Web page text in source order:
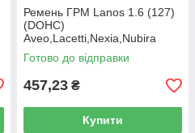
Ремень ГРМ Lanos 1.6 (127)
(DOHC)
Aveo,Lacetti,Nexia,Nubira
16кл. BD127x25 Finwhale
Готово до відправки
457,23 ₴
Купити